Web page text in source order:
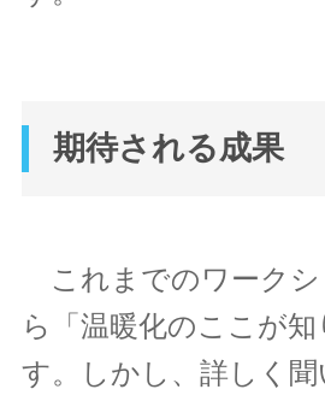
期待される成果
これまでのワークシ
ら「温暖化のここが
す。しかし、詳しく